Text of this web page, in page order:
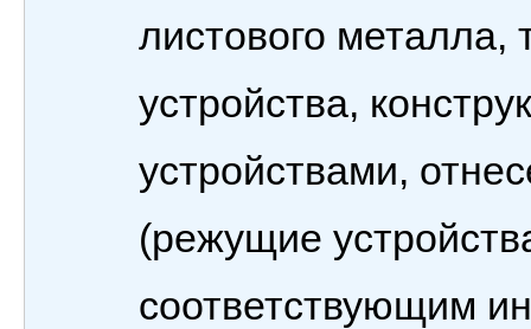
листового
устройства,
устройствами,
(режущие
соответствующим